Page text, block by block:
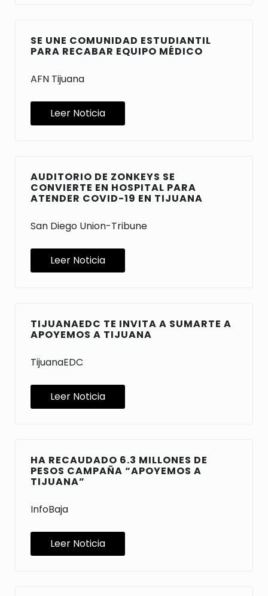
SE UNE COMUNIDAD ESTUDIANTIL
PARA RECABAR EQUIPO MÉDICO
AFN Tijuana
Leer Noticia
AUDITORIO DE ZONKEYS SE
CONVIERTE EN HOSPITAL PARA
ATENDER COVID-19 EN TIJUANA
San Diego Union-Tribune
Leer Noticia
TIJUANAEDC TE INVITA A SUMARTE A
APOYEMOS A TIJUANA
TijuanaEDC
Leer Noticia
HA RECAUDADO 6.3 MILLONES DE
PESOS CAMPAÑA “APOYEMOS A
TIJUANA”
InfoBaja
Leer Noticia